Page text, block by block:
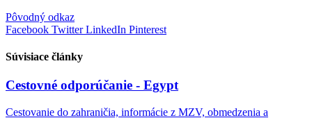
Pôvodný odkaz
Facebook Twitter LinkedIn Pinterest
Súvisiace články
Cestovné odporúčanie - Egypt
Cestovanie do zahraničia, informácie z MZV, obmedzenia a